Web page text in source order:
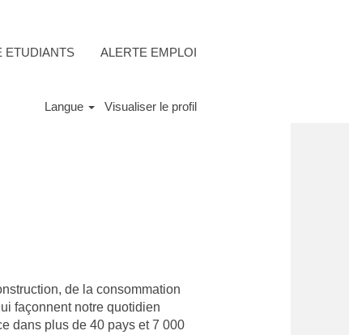
ETUDIANTS ALERTE EMPLOI
Langue Visualiser le profil
de la consommation
façonnent notre quotidien
dans plus de 40 pays et 7 000